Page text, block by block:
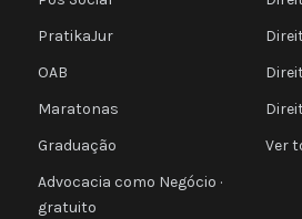
PratikaJur
OAB
Maratonas
Graduação
Advocacia como Negócio ·
gratuito
Ver